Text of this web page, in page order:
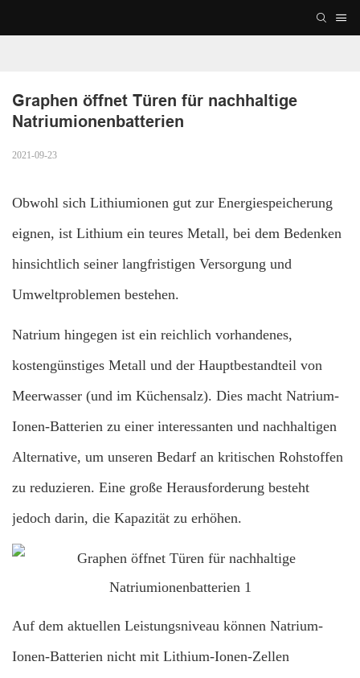
Graphen öffnet Türen für nachhaltige
Natriumionenbatterien
2021-09-23
Obwohl sich Lithiumionen gut zur Energiespeicherung
eignen, ist Lithium ein teures Metall, bei dem Bedenken
hinsichtlich seiner langfristigen Versorgung und
Umweltproblemen bestehen.
Natrium hingegen ist ein reichlich vorhandenes,
kostengünstiges Metall und der Hauptbestandteil von
Meerwasser (und im Küchensalz). Dies macht Natrium-
Ionen-Batterien zu einer interessanten und nachhaltigen
Alternative, um unseren Bedarf an kritischen Rohstoffen
zu reduzieren. Eine große Herausforderung besteht
jedoch darin, die Kapazität zu erhöhen.
Auf dem aktuellen Leistungsniveau können Natrium-
Ionen-Batterien nicht mit Lithium-Ionen-Zellen